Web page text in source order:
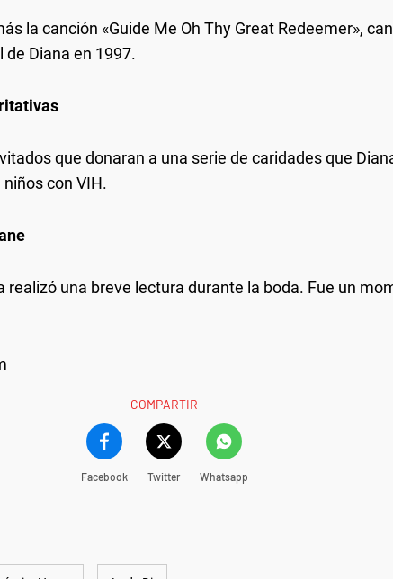
la canción «Guide Me Oh Thy Great Redeemer»,
Diana en 1997.
que donaran a una serie de caridades que
con VIH.
realizó una breve lectura durante la boda. Fue un
COMPARTIR
Facebook Twitter Whatsapp